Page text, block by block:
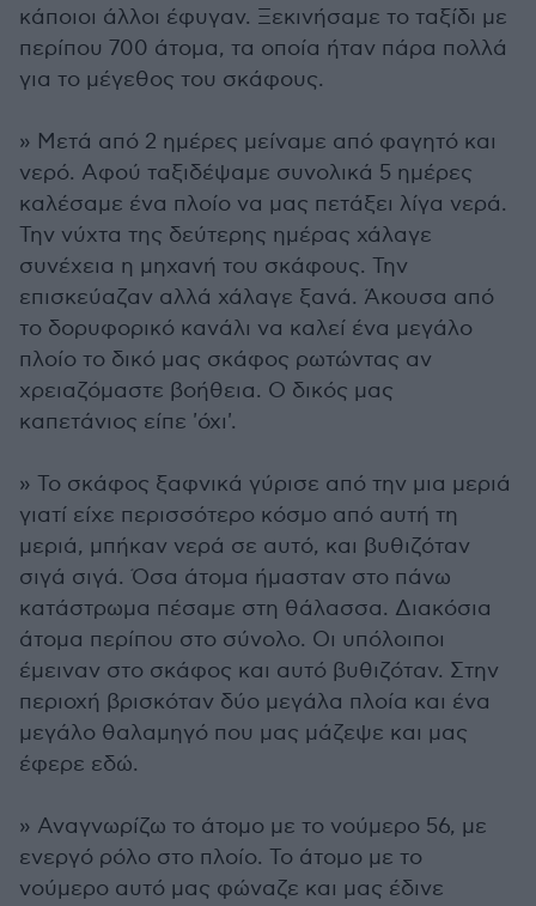
κάποιοι άλλοι έφυγαν. Ξεκινήσαμε το ταξίδι με
περίπου 700 άτομα, τα οποία ήταν πάρα πολλά
για το μέγεθος του σκάφους.
» Μετά από 2 ημέρες μείναμε από φαγητό και
νερό. Αφού ταξιδέψαμε συνολικά 5 ημέρες
καλέσαμε ένα πλοίο να μας πετάξει λίγα νερά.
Την νύχτα της δεύτερης ημέρας χάλαγε
συνέχεια η μηχανή του σκάφους. Την
επισκεύαζαν αλλά χάλαγε ξανά. Άκουσα από
το δορυφορικό κανάλι να καλεί ένα μεγάλο
πλοίο το δικό μας σκάφος ρωτώντας αν
χρειαζόμαστε βοήθεια. Ο δικός μας
καπετάνιος είπε 'όχι'.
» Το σκάφος ξαφνικά γύρισε από την μια μεριά
γιατί είχε περισσότερο κόσμο από αυτή τη
μεριά, μπήκαν νερά σε αυτό, και βυθιζόταν
σιγά σιγά. Όσα άτομα ήμασταν στο πάνω
κατάστρωμα πέσαμε στη θάλασσα. Διακόσια
άτομα περίπου στο σύνολο. Οι υπόλοιποι
έμειναν στο σκάφος και αυτό βυθιζόταν. Στην
περιοχή βρισκόταν δύο μεγάλα πλοία και ένα
μεγάλο θαλαμηγό που μας μάζεψε και μας
έφερε εδώ.
» Αναγνωρίζω το άτομο με το νούμερο 56, με
ενεργό ρόλο στο πλοίο. Το άτομο με το
νούμερο αυτό μας φώναζε και μας έδινε